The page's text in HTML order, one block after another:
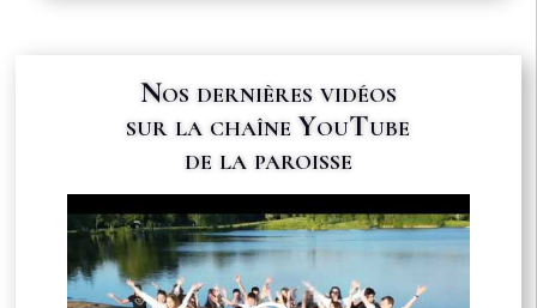
Nos dernières vidéos
sur la chaîne YouTube
de la paroisse